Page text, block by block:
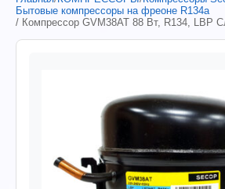
Бытовые компрессоры на фреоне R134a
/ Компрессор GVМ38AT 88 Вт, R134, LBP